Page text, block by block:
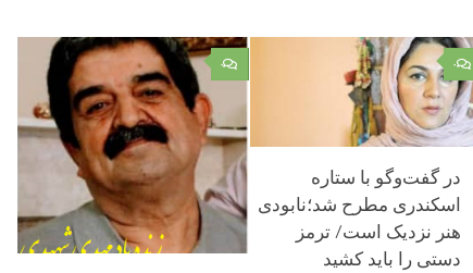
۰ ۰
در گفت‌وگو با ستاره
اسکندری مطرح شد؛نابودی
هنر نزدیک است/ ترمز
دستی را باید کشید